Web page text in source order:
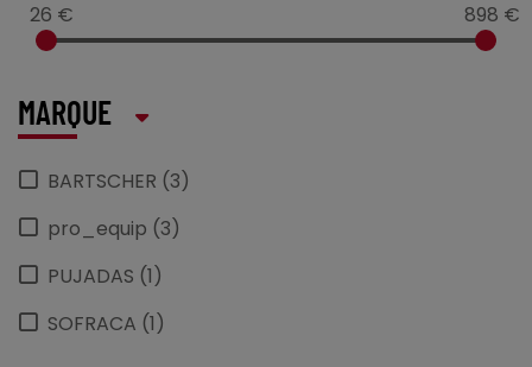
26 € 898 €
MARQUE
BARTSCHER (3)
pro_equip (3)
PUJADAS (1)
SOFRACA (1)